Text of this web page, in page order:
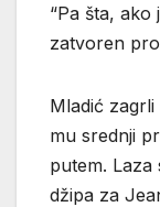
“Pa šta,
zatvoren
Mladić
mu srednji
putem.
džipa za